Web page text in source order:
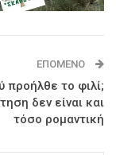
ΕΠΌΜΕΝΟ
προήλθε το φιλί;
δεν είναι και
τόσο ρομαντική